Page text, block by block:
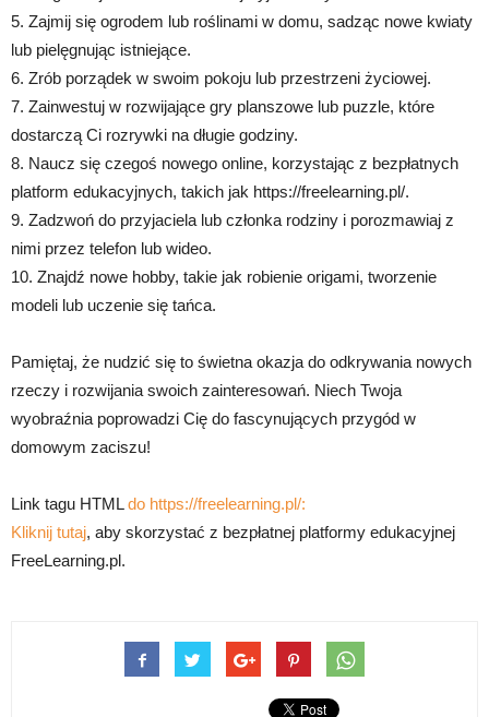
5. Zajmij się ogrodem lub roślinami w domu, sadząc nowe kwiaty
lub pielęgnując istniejące.
6. Zrób porządek w swoim pokoju lub przestrzeni życiowej.
7. Zainwestuj w rozwijające gry planszowe lub puzzle, które
dostarczą Ci rozrywki na długie godziny.
8. Naucz się czegoś nowego online, korzystając z bezpłatnych
platform edukacyjnych, takich jak https://freelearning.pl/.
9. Zadzwoń do przyjaciela lub członka rodziny i porozmawiaj z
nimi przez telefon lub wideo.
10. Znajdź nowe hobby, takie jak robienie origami, tworzenie
modeli lub uczenie się tańca.
Pamiętaj, że nudzić się to świetna okazja do odkrywania nowych
rzeczy i rozwijania swoich zainteresowań. Niech Twoja
wyobraźnia poprowadzi Cię do fascynujących przygód w
domowym zaciszu!
Link tagu HTMLdo https://freelearning.pl/:
Kliknij tutaj, aby skorzystać z bezpłatnej platformy edukacyjnej
FreeLearning.pl.